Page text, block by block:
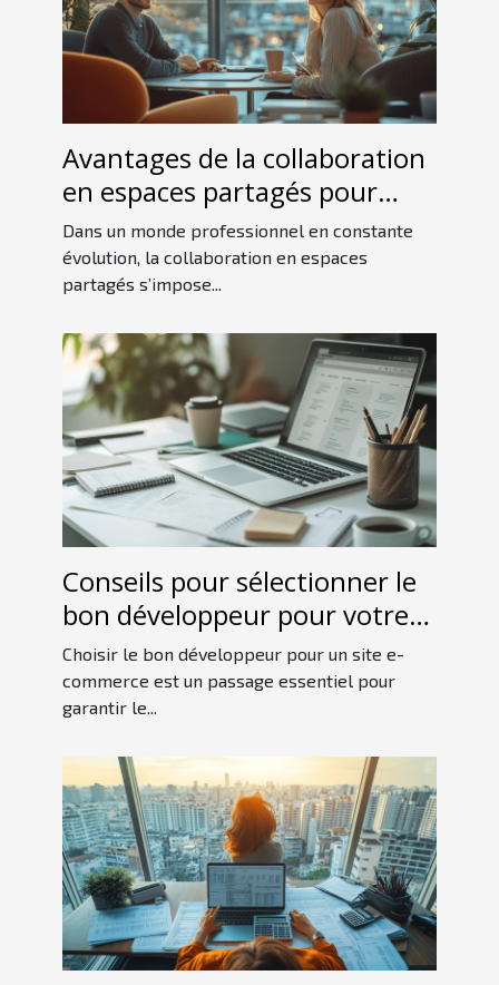
Avantages de la collaboration
en espaces partagés pour
professionnels
Dans un monde professionnel en constante
évolution, la collaboration en espaces
partagés s’impose...
Conseils pour sélectionner le
bon développeur pour votre
site e-commerce
Choisir le bon développeur pour un site e-
commerce est un passage essentiel pour
garantir le...